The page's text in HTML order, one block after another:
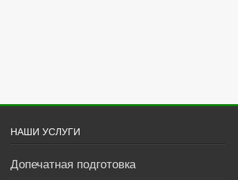
НАШИ УСЛУГИ
Допечатная подготовка